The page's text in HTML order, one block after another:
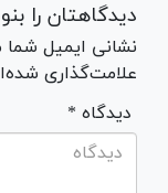
دیدگاهتان را
نشانی ایمیل
علامت‌گذاری
* دیدگاه